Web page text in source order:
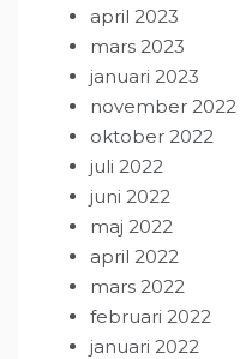
april 2023
mars 2023
januari 2023
november 2022
oktober 2022
juli 2022
juni 2022
maj 2022
april 2022
mars 2022
februari 2022
januari 2022